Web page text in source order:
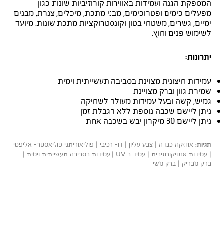
המספקת הגנה ועמידות באווירות קורוזיביות שונות כגון
מפעלים כימים ופטרוכימים, מבני מתכת, מיכלים, צנרת, מבנים
ימיים, גשרים, משטחי בטון וקונסטרוקציות מתכת שונות. מיועד
לשימוש פנים וחוץ.
יתרונות:
עמידות חיצונית מצוינת בסביבה תעשייתית וימית
שמירת גוון וברק מצויינת
גמיש, קשה ובעל עמידות מעולה לשחיקה
ניתן ליישם שכבה נוספת ללא הגבלת זמן
ניתן ליישם 80 מיקרון יבש בשכבה אחת
תגיות: אחזקה כבדה | צבע עליון | דו- רכיבי | פוליאוריתני פוליאסטר- אליפטי
| עמידות אנטיקורוזיבית | עמיד ב UV | עמידות בסביבה תעשייתית וימית |
ברק מבריק | ברק משי